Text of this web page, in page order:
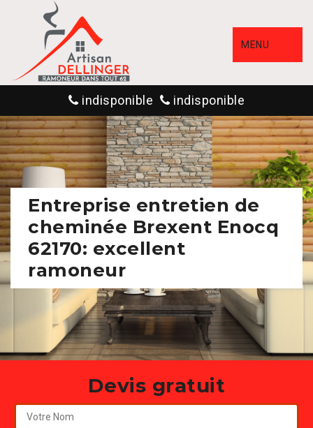
MENU
indisponible indisponible
Entreprise entretien de
cheminée Brexent Enocq
62170: excellent
ramoneur
Devis gratuit